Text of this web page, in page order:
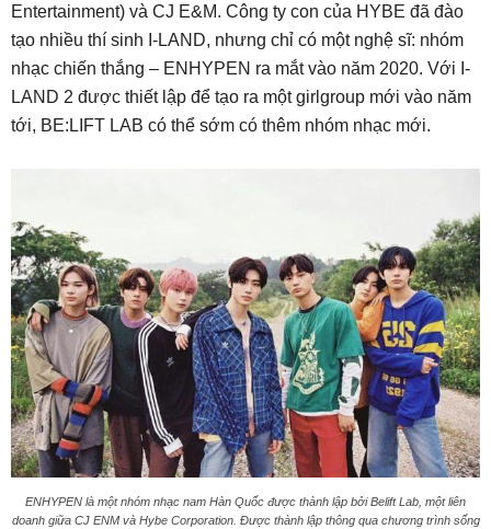
Entertainment) và CJ E&M. Công ty con của HYBE đã đào
tạo nhiều thí sinh I-LAND, nhưng chỉ có một nghệ sĩ: nhóm
nhạc chiến thắng – ENHYPEN ra mắt vào năm 2020. Với I-
LAND 2 được thiết lập để tạo ra một girlgroup mới vào năm
tới, BE:LIFT LAB có thể sớm có thêm nhóm nhạc mới.
ENHYPEN là một nhóm nhạc nam Hàn Quốc được thành lập bởi Belift Lab, một liên
doanh giữa CJ ENM và Hybe Corporation. Được thành lập thông qua chương trình sống